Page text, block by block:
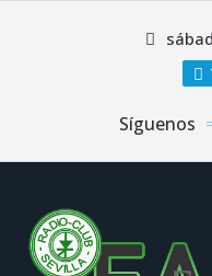
Síguenos